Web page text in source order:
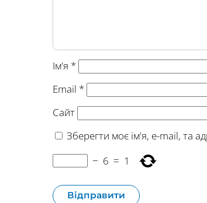
Ім'я *
Email *
Сайт
Зберегти моє ім'я, e-mail, та
− 6 = 1